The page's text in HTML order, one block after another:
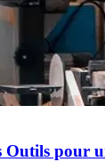
Outils pour